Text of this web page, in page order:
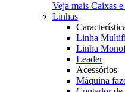
Veja mais Caixas
Linhas
Linha
Linha
Leader
Acessórios
Máquina